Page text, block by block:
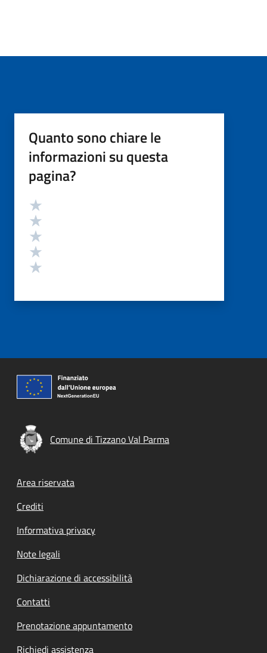
Quanto sono chiare le
informazioni su questa
pagina?
Valutazione
Comune di Tizzano Val Parma
Footer menu
Area riservata
Crediti
Informativa privacy
Note legali
Dichiarazione di accessibilità
Contatti
Prenotazione appuntamento
Richiedi assistenza